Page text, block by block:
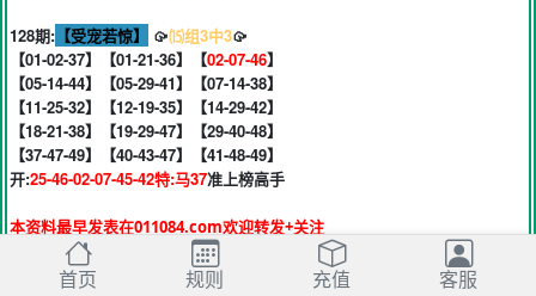
首页 规则 充值 客服
128期: 【受宠若惊】 🥠⒂组3中3🥠
【01-02-37】【01-21-36】【02-07-46】
【05-14-44】【05-29-41】【07-14-38】
【11-25-32】【12-19-35】【14-29-42】
【18-21-38】【19-29-47】【29-40-48】
【37-47-49】【40-43-47】【41-48-49】
开:25-46-02-07-45-42特:马37准上榜高手
本资料最早发表在011084.com欢迎转发+关注
【受宠若惊】 ⒂组3中3
【01-14-40】【03-15-49】【05-11-47】